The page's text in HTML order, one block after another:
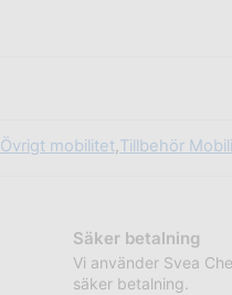
Övrigt mobilitet,Tillbehör
Säker betalning
Vi använder Svea
säker betalning.